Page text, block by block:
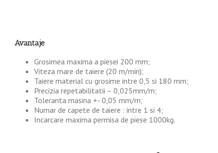
Avantaje
Grosimea maxima a piesei 200 mm;
Viteza mare de taiere (20 m/min);
Taiere material cu grosime intre 0,5 si 180 mm;
Precizia repetabilitatii – 0,025mm/m;
Toleranta masina +- 0,05 mm/m;
Numar de capete de taiere : intre 1 si 4;
Incarcare maxima permisa de piese 1000kg.